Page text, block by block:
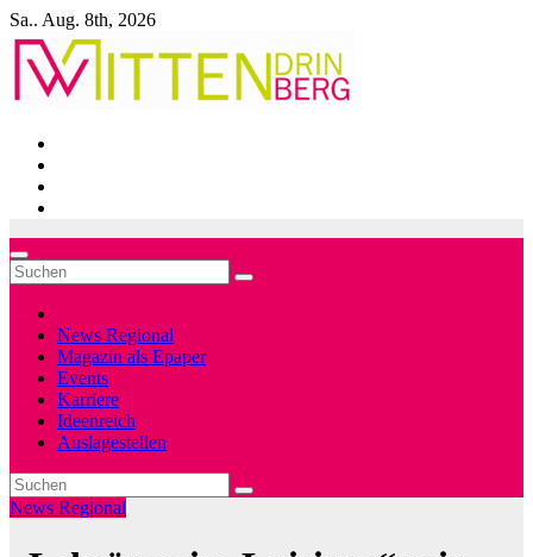
Zum
Inhalt
springen
Sa.. Aug. 8th, 2026
News Regional
Magazin als Epaper
Events
Karriere
Ideenreich
Auslagestellen
News Regional